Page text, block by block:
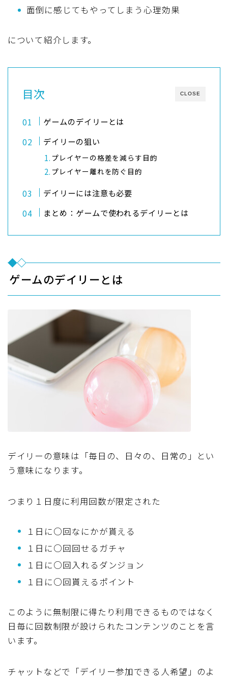
面倒に感じてもやってしまう心理効果
について紹介します。
CLOSE
目次
ゲームのデイリーとは
デイリーの狙い
プレイヤーの格差を減らす目的
プレイヤー離れを防ぐ目的
デイリーには注意も必要
まとめ：ゲームで使われるデイリーとは
ゲームのデイリーとは
デイリーの意味は「毎日の、日々の、日常の」とい
う意味になります。
つまり１日度に利用回数が限定された
１日に○回なにかが貰える
１日に○回回せるガチャ
１日に○回入れるダンジョン
１日に○回貰えるポイント
このように無制限に得たり利用できるものではなく
日毎に回数制限が設けられたコンテンツのことを言
います。
チャットなどで「デイリー参加できる人希望」のよ